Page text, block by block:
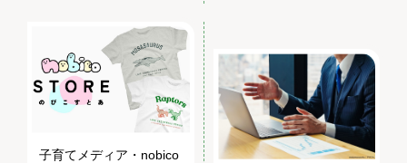
子育てメディア・nobico